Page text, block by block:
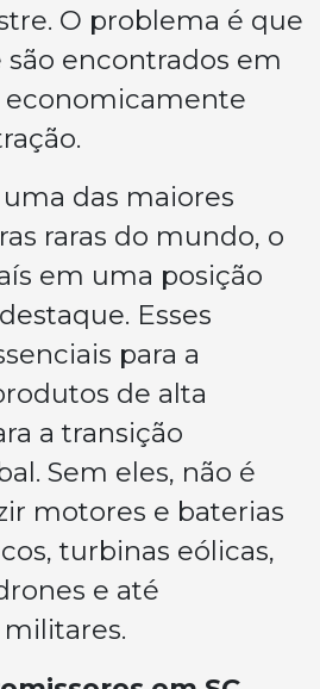
O problema é que
encontrados em
economicamente
das maiores
raras do mundo, o
em uma posição
Esses
para a
de alta
a transição
Sem eles, não é
motores e baterias
turbinas eólicas,
e até